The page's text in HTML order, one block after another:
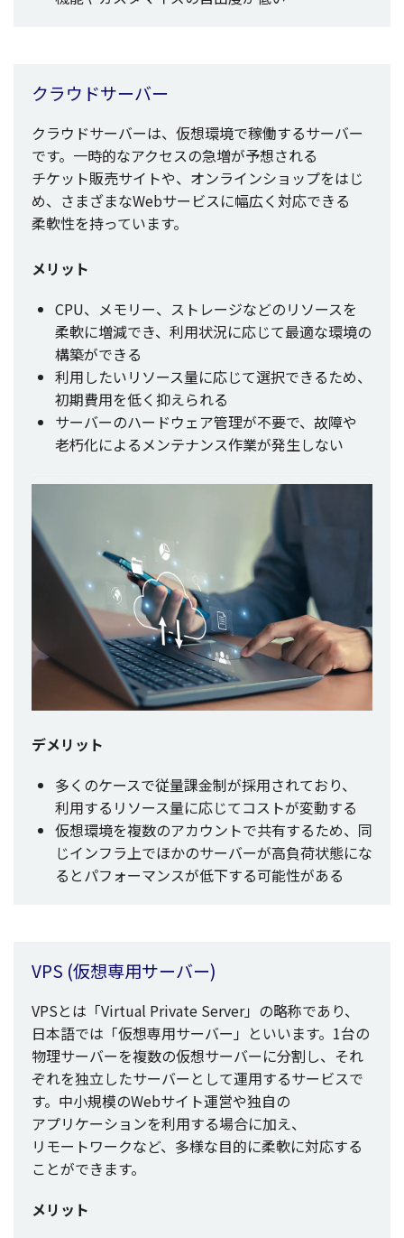
クラウドサーバー
クラウドサーバーは、 仮想環境で稼働するサーバー
です。 一時的なアクセスの急増が予想される
チケット販売サイトや、 オンラインショップをはじ
め、さまざまなWebサービスに幅広く 対応できる
柔軟性を持っています。
メリット
CPU、 メモリー、 ストレージなどのリソースを
柔軟に増減でき、 利用状況に応じて最適な環境の
構築ができる
利用したいリソース量に応じて選択できるため、
初期費用を低く抑えられる
サーバーのハードウェア管理が不要で、 故障や
老朽化による メンテナンス作業が発生しない
デメリット
多くのケースで従量課金制が採用されており、
利用する リソース量に応じてコストが変動する
仮想環境を複数のアカウントで共有するため、同
じインフラ上でほかのサーバーが高負荷状態にな
るとパフォーマンスが低下する可能性がある
VPS (仮想専用サーバー)
VPSとは「Virtual Private Server」の略称であり、
日本語では「仮想専用サーバー」といいます。1台の
物理サーバーを複数の仮想サーバーに分割し、それ
ぞれを独立したサーバー として運用するサービスで
す。 中小規模のWebサイト運営や独自の
アプリケーションを利用する場合に加え、
リモートワークなど、 多様な目的に柔軟に対応する
ことができます。
メリット